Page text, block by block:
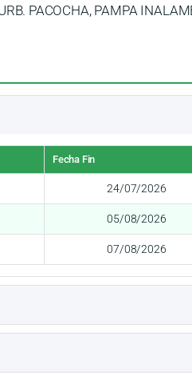
PACOCHA, PAMPA
Fecha Fin
24/07/2026
05/08/2026
07/08/2026